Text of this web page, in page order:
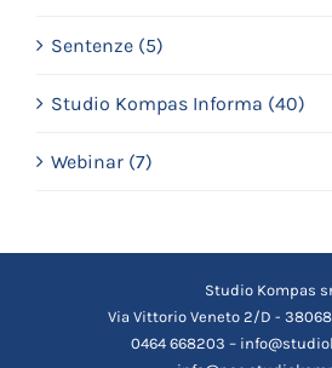
Sentenze (5)
Studio Kompas Informa (40)
Webinar (7)
Studio Kompas
Via Vittorio Veneto 2/D -
0464 668203 –